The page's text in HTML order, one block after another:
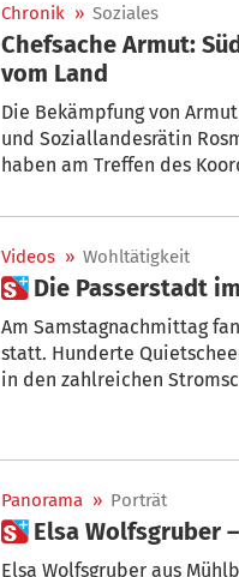
Chronik » Soziales
Chefsache Armut:
vom Land
Die Bekämpfung von
und Soziallandesrätin
haben am Treffen des
Videos » Wohltätigkeit
 Die Passerstadt
Am Samstagnachmittag
statt. Hunderte
in den zahlreichen
Restaurant Martl.
Panorama » Porträt
 Elsa
Elsa Wolfsgruber aus